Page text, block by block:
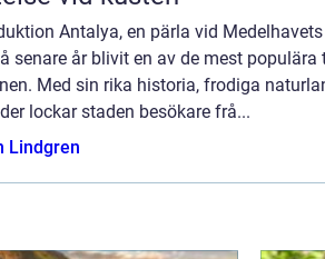
Antalya, en pärla vid
senare år blivit en av de mest
Med sin rika historia, frodiga
lockar staden besökare frå...
Lindgren